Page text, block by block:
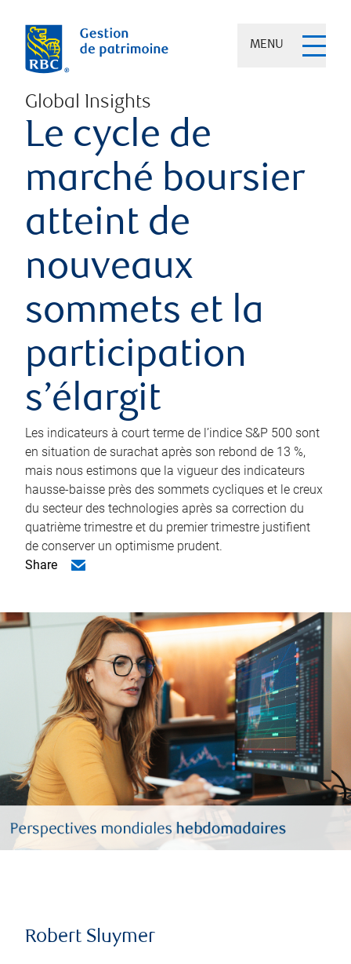
MENU
Global Insights
Le cycle de
marché boursier
atteint de
nouveaux
sommets et la
participation
s’élargit
Les indicateurs à court terme de l’indice S&P 500 sont
en situation de surachat après son rebond de 13 %,
mais nous estimons que la vigueur des indicateurs
hausse-baisse près des sommets cycliques et le creux
du secteur des technologies après sa correction du
quatrième trimestre et du premier trimestre justifient
de conserver un optimisme prudent.
Share
Robert Sluymer